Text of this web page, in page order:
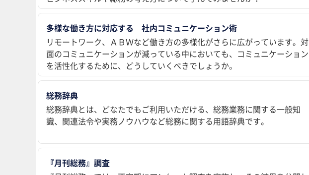
多様な働き方に対応する 社内コミュニケーション術
リモートワーク、ＡＢＷなど働き方の多様化がさらに広がっています。対
面のコミュニケーションが減っている中においても、コミュニケーション
を活性化するために、どうしていくべきでしょうか。
総務辞典
総務辞典とは、どなたでもご利用いただける、総務業務に関する一般知
識、関連法令や実務ノウハウなど総務に関する用語辞典です。
『月刊総務』調査